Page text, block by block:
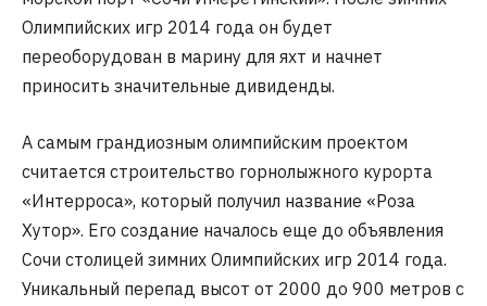
Олимпийских игр 2014 года он будет
переоборудован в марину для яхт и начнет
приносить значительные дивиденды.
А самым грандиозным олимпийским проектом
считается строительство горнолыжного курорта
«Интерроса», который получил название «Роза
Хутор». Его создание началось еще до объявления
Сочи столицей зимних Олимпийских игр 2014 года.
Уникальный перепад высот от 2000 до 900 метров с